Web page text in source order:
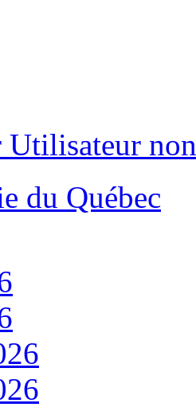
Utilisateur
du Québec